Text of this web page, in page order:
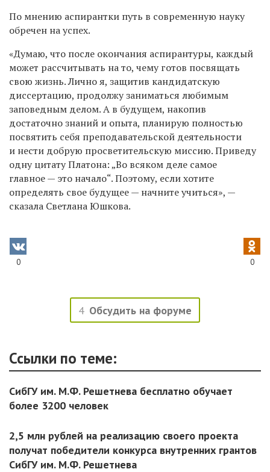
По мнению аспирантки путь в современную науку
обречен на успех.
«Думаю, что после окончания аспирантуры, каждый
может рассчитывать на то, чему готов посвящать
свою жизнь. Лично я, защитив кандидатскую
диссертацию, продолжу заниматься любимым
заповедным делом. А в будущем, накопив
достаточно знаний и опыта, планирую полностью
посвятить себя преподавательской деятельности
и нести добрую просветительскую миссию. Приведу
одну цитату Платона: „Во всяком деле самое
главное — это начало“. Поэтому, если хотите
определять свое будущее — начните учиться», —
сказала Светлана Юшкова.
0 0
4 Обсудить на форуме
Ссылки по теме:
СибГУ им. М.Ф. Решетнева бесплатно обучает
более 3200 человек
2,5 млн рублей на реализацию своего проекта
получат победители конкурса внутренних грантов
СибГУ им. М.Ф. Решетнева